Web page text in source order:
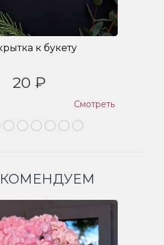
к букету
20 ₽
Смотреть